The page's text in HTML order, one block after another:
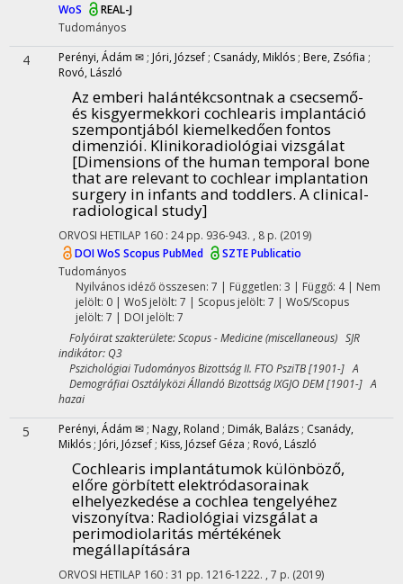
WoS
REAL-J
Tudományos
4 Perényi, Ádám ✉ ; Jóri, József ; Csanády, Miklós ; Bere, Zsófia ;
Rovó, László
Az emberi halántékcsontnak a csecsemő-
és kisgyermekkori cochlearis implantáció
szempontjából kiemelkedően fontos
dimenziói. Klinikoradiológiai vizsgálat
[Dimensions of the human temporal bone
that are relevant to cochlear implantation
surgery in infants and toddlers. A clinical-
radiological study]
ORVOSI HETILAP 160 : 24 pp. 936-943. , 8 p. (2019)
DOIWoS Scopus PubMed
SZTE Publicatio
Tudományos
Nyilvános idéző összesen: 7 | Független: 3 | Függő: 4 | Nem
jelölt: 0 | WoS jelölt: 7 | Scopus jelölt: 7 | WoS/Scopus
jelölt: 7 | DOI jelölt: 7
Folyóirat szakterülete: Scopus - Medicine (miscellaneous) SJR
indikátor: Q3
Pszichológiai Tudományos Bizottság II. FTO PsziTB [1901-] A
Demográfiai Osztályközi Állandó Bizottság IXGJO DEM [1901-] A
hazai
5 Perényi, Ádám ✉ ; Nagy, Roland ; Dimák, Balázs ; Csanády,
Miklós ; Jóri, József ; Kiss, József Géza ; Rovó, László
Cochlearis implantátumok különböző,
előre görbített elektródasorainak
elhelyezkedése a cochlea tengelyéhez
viszonyítva: Radiológiai vizsgálat a
perimodiolaritás mértékének
megállapítására
ORVOSI HETILAP 160 : 31 pp. 1216-1222. , 7 p. (2019)